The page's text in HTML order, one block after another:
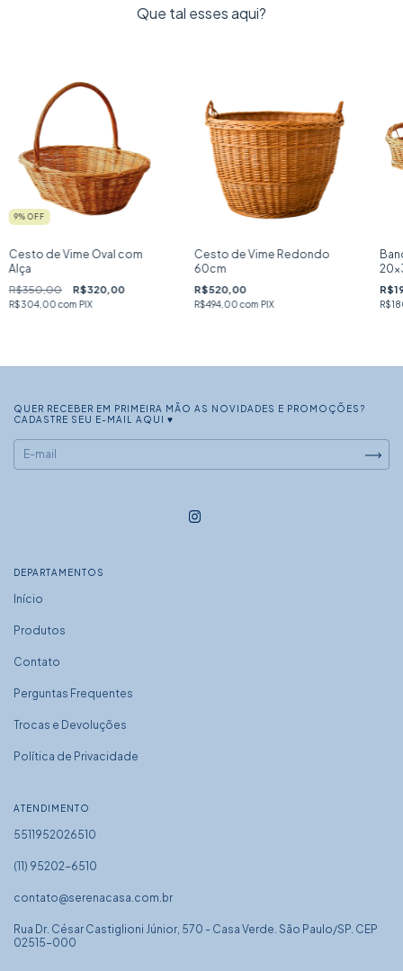
Que tal esses aqui?
9% OFF
Cesto de Vime Oval com
Alça
R$350,00 R$320,00
R$304,00com PIX
Cesto de Vime Redondo
60cm
R$520,00
R$494,00com PIX
QUER RECEBER EM PRIMEIRA MÃO AS NOVIDADES E PROMOÇÕES?
CADASTRE SEU E-MAIL AQUI ♥
DEPARTAMENTOS
Início
Produtos
Contato
Perguntas Frequentes
Trocas e Devoluções
Política de Privacidade
ATENDIMENTO
5511952026510
(11) 95202-6510
contato@serenacasa.com.br
Rua Dr. César Castiglioni Júnior, 570 - Casa Verde. São Paulo/SP. CEP
02515-000